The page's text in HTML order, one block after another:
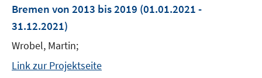
Bremen von 2013 bis 2019 (01.01.2021 -
31.12.2021)
Wrobel, Martin;
Link zur Projektseite